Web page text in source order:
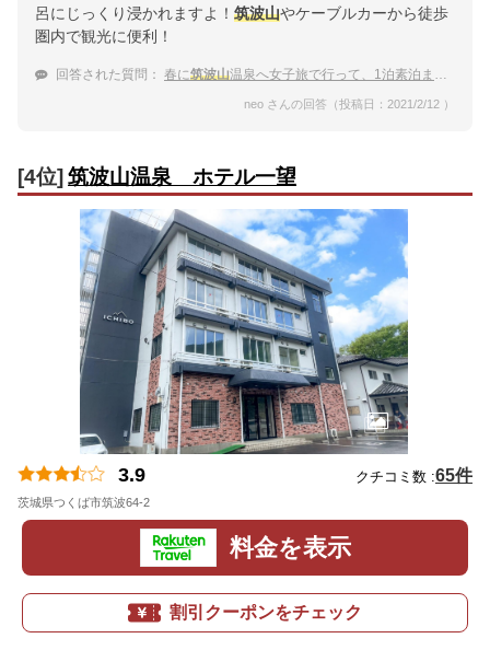
呂にじっくり浸かれますよ！ 筑波山やケーブルカーから徒歩
圏内で観光に便利！
回答された質問： 春に筑波山温泉へ女子旅で行って、1泊素泊まりできるプランが知りたい！
neo さんの回答（投稿日：2021/2/12 ）
[4位]筑波山温泉 ホテル一望
3.9 クチコミ数 :65件
茨城県つくば市筑波64-2
料金を表示
割引クーポンをチェック